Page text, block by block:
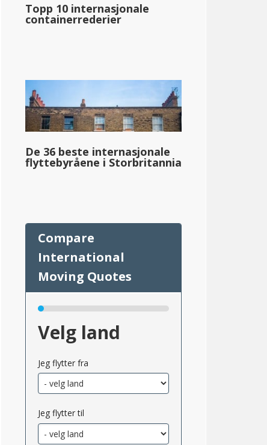
Topp 10 internasjonale
containerrederier
De 36 beste internasjonale
flyttebyråene i Storbritannia
Velg land
Jeg flytter fra
Jeg flytter til